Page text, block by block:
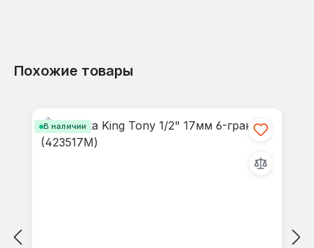
Похожие товары
В наличии